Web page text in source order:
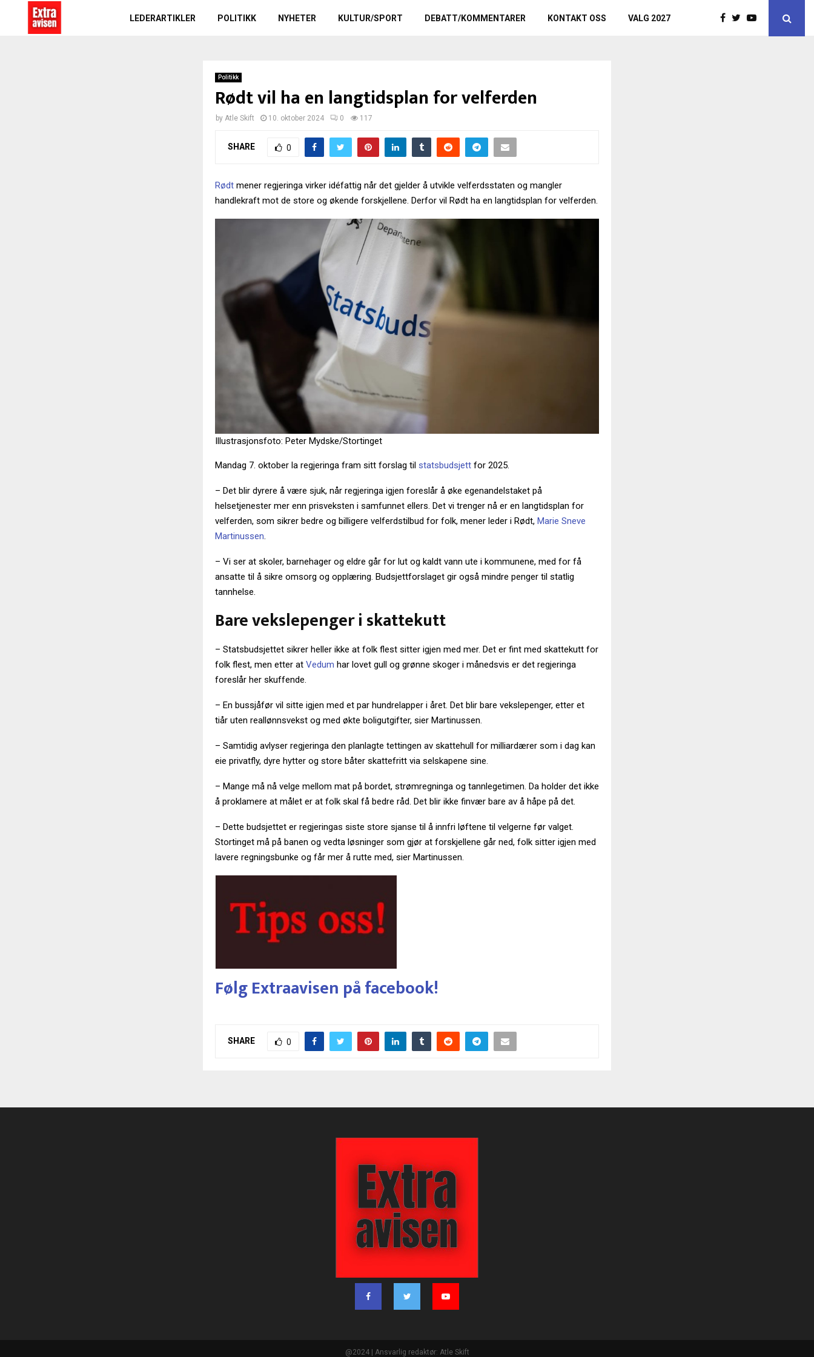
LEDERARTIKLER POLITIKK NYHETER KULTUR/SPORT DEBATT/KOMMENTARER KONTAKT OSS VALG 2027
Politikk
Rødt vil ha en langtidsplan for velferden
by Atle Skift 10. oktober 2024 0 117
SHARE 0
Rødt mener regjeringa virker idéfattig når det gjelder å utvikle velferdsstaten og mangler
handlekraft mot de store og økende forskjellene. Derfor vil Rødt ha en langtidsplan for velferden.
Illustrasjonsfoto: Peter Mydske/Stortinget
Mandag 7. oktober la regjeringa fram sitt forslag til statsbudsjett for 2025.
– Det blir dyrere å være sjuk, når regjeringa igjen foreslår å øke egenandelstaket på
helsetjenester mer enn prisveksten i samfunnet ellers. Det vi trenger nå er en langtidsplan for
velferden, som sikrer bedre og billigere velferdstilbud for folk, mener leder i Rødt, Marie Sneve
Martinussen.
– Vi ser at skoler, barnehager og eldre går for lut og kaldt vann ute i kommunene, med for få
ansatte til å sikre omsorg og opplæring. Budsjettforslaget gir også mindre penger til statlig
tannhelse.
Bare vekslepenger i skattekutt
– Statsbudsjettet sikrer heller ikke at folk flest sitter igjen med mer. Det er fint med skattekutt for
folk flest, men etter at Vedum har lovet gull og grønne skoger i månedsvis er det regjeringa
foreslår her skuffende.
– En bussjåfør vil sitte igjen med et par hundrelapper i året. Det blir bare vekslepenger, etter et
tiår uten reallønnsvekst og med økte boligutgifter, sier Martinussen.
– Samtidig avlyser regjeringa den planlagte tettingen av skattehull for milliardærer som i dag kan
eie privatfly, dyre hytter og store båter skattefritt via selskapene sine.
– Mange må nå velge mellom mat på bordet, strømregninga og tannlegetimen. Da holder det ikke
å proklamere at målet er at folk skal få bedre råd. Det blir ikke finvær bare av å håpe på det.
– Dette budsjettet er regjeringas siste store sjanse til å innfri løftene til velgerne før valget.
Stortinget må på banen og vedta løsninger som gjør at forskjellene går ned, folk sitter igjen med
lavere regningsbunke og får mer å rutte med, sier Martinussen.
Følg Extraavisen på facebook!
SHARE 0
@2024 | Ansvarlig redaktør: Atle Skift